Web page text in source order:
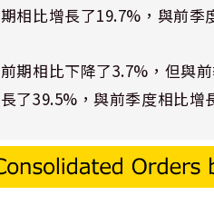
相比增長了19.7%，與前季
期相比下降了3.7%，但與
了39.5%，與前季度相比增